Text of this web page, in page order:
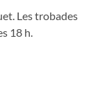
Les trobades
18 h.